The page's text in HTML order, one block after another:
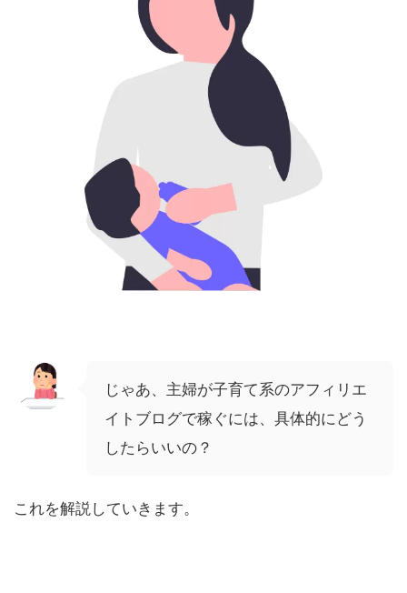
じゃあ、主婦が子育て系のアフィリエ
イトブログで稼ぐには、具体的にどう
したらいいの？
これを解説していきます。